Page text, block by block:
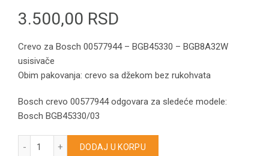
3.500,00 RSD
Crevo za Bosch 00577944 – BGB45330 – BGB8A32W
usisivače
Obim pakovanja: crevo sa džekom bez rukohvata
Bosch crevo 00577944 odgovara za sledeće modele:
Bosch BGB45330/03
DODAJ U KORPU